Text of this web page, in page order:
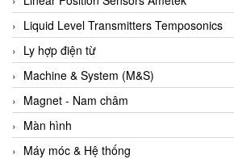
AZBIL
B&C Electronics
B&R
Babcok wilcox
Baelz Automatic Vietnam
Bahr Modultechnik Vietnam
Liquid Level Transmitters Temposonics
Ly hợp điện từ
Machine & System (M&S)
Magnet - Nam châm
Màn hình
Máy móc & Hệ thống